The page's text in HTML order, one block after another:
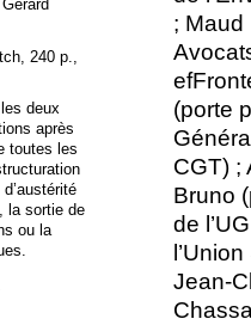
; Maud
(porte
CGT) ;
Bruno
de
Jean-
240 p.,
deux
après
toutes les
la sortie de
ou la